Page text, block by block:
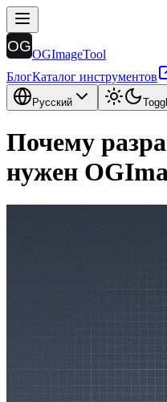
OGImageTool
БлогКаталог инструментов
Русский
Почему
нужен